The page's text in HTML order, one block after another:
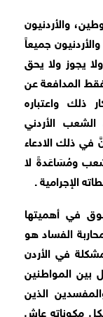
والأردنيون
جميعاً
يجوز ولا يحق
المدافعة عن
ذلك واعتباره
الأردني
في ذلك الادعاء
ومُسَاعَدةً لا
الإجرامية .
في أهميتها
الفساد هو
في الأردن
المواطنين
الذين
مكوناته عاش